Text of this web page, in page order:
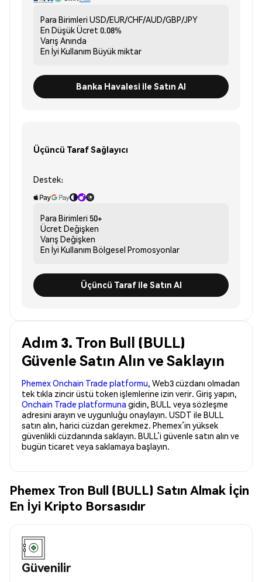
Para Birimleri USD/EUR/CHF/AUD/GBP/JPY
En Düşük Ücret 0.08%
Varış Anında
En İyi Kullanım Büyük miktar
Banka Havalesi ile Satın Al
Üçüncü Taraf Sağlayıcı
Destek:
Para Birimleri 50+
Ücret Değişken
Varış Değişken
En İyi Kullanım Bölgesel Promosyonlar
Üçüncü Taraf ile Satın Al
Adım 3. Tron Bull (BULL)
Güvenle Satın Alın ve Saklayın
Phemex Onchain Trade platformu, Web3 cüzdanı olmadan
tek tıkla zincir üstü token işlemlerine izin verir. Giriş yapın,
Onchain Trade platformuna gidin, BULL veya sözleşme
adresini arayın ve uygunluğu onaylayın. USDT ile BULL
satın alın, harici cüzdan gerekmez. Phemex’in yüksek
güvenlikli cüzdanında saklayın. BULL’i güvenle satın alın ve
bugün ticaret veya saklamaya başlayın.
Phemex Tron Bull (BULL) Satın Almak İçin
En İyi Kripto Borsasıdır
Güvenilir